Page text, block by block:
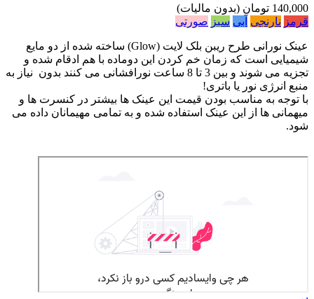
140,000 تومان
(بدون مالیات)
قرمز نارنجی آبی سبز صورتی
عینک نورانی طرح ریبن بلک لایت (Glow) ساخته شده از دو مایع
شیمیایی است که زمان خم کردن این دوماده با هم ادقام شده و
تجزیه می شوند و بین 3 تا 8 ساعت نورافشانی می کنند بدون نیاز به
منبع انرژی نور یا باتری!
با توجه به مناسب بودن قیمت این عینک ها بیشتر در کنسرت ها و
میهمانی ها از این عینک استفاده شده و به تمامی مهیمانان داده می
شود.